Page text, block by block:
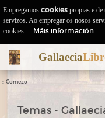
Gallaecia
:: Comezo
Temas -
Empregamos cookies propias e de
servizos. Ao empregar os nosos
cookies.
Máis información